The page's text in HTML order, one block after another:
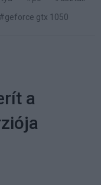
#geforce gtx 1050
a